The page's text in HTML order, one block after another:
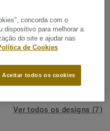
Ver todos os designs (7)
concorda com o
dispositivo para melhorar a
do site e ajudar nas
de Cookies
Aceitar todos os cookies